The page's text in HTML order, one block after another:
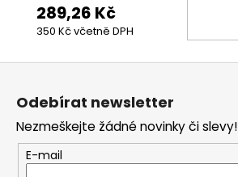
289,26 Kč
350 Kč včetně DPH
Z
Odebírat newsletter
Nezmeškejte žádné novinky či slevy!
E-mail